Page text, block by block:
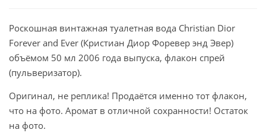
Роскошная винтажная туалетная вода Christian Dior
Forever and Ever (Кристиан Диор Форевер энд Эвер)
объёмом 50 мл 2006 года выпуска, флакон спрей
(пульверизатор).
Оригинал, не реплика! Продаётся именно тот флакон,
что на фото. Аромат в отличной сохранности! Остаток
на фото.